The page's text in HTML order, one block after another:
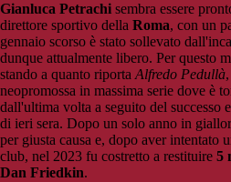
Gianluca Petrachi sembra essere
direttore sportivo della Roma, con un
gennaio scorso è stato sollevato
dunque attualmente libero. Per questo
stando a quanto riportaAlfredo Pedullà
neopromossa in massima serie dove è
dall'ultima volta a seguito del successo
di ieri sera. Dopo un solo anno in
per giusta causa e, dopo aver intentato
club, nel 2023 fu costretto a restituire 5
Dan Friedkin.